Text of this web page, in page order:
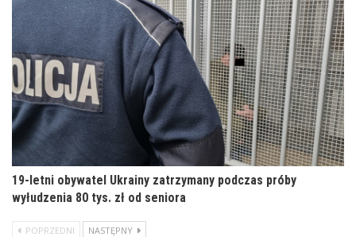
19-letni obywatel Ukrainy zatrzymany podczas próby
wyłudzenia 80 tys. zł od seniora
POPRZEDNI NASTĘPNY